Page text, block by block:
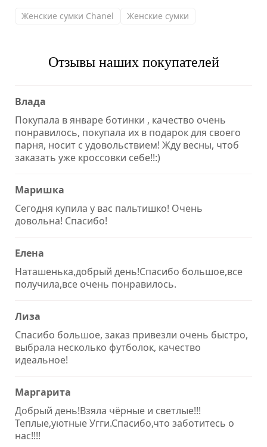
Женские сумки Chanel Женские сумки
Отзывы наших покупателей
Влада
Покупала в январе ботинки , качество очень
понравилось, покупала их в подарок для своего
парня, носит с удовольствием! Жду весны, чтоб
заказать уже кроссовки себе!!:)
Маришка
Сегодня купила у вас пальтишко! Очень
довольна! Спасибо!
Елена
Наташенька,добрый день!Спасибо большое,все
получила,все очень понравилось.
Лиза
Спасибо большое, заказ привезли очень быстро,
выбрала несколько футболок, качество
идеальное!
Маргарита
Добрый день!Взяла чёрные и светлые!!!
Теплые,уютные Угги.Спасибо,что заботитесь о
нас!!!!